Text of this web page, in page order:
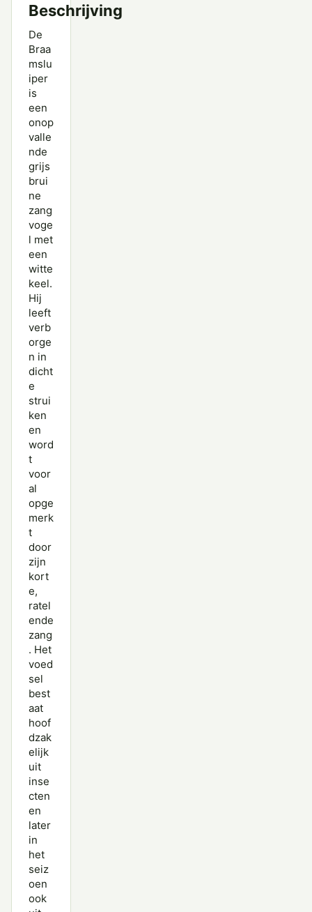
Beschrijving
De
Braa
mslu
iper
is
een
onop
valle
nde
grijs
brui
ne
zang
voge
l met
een
witte
keel.
Hij
leeft
verb
orge
n in
dicht
e
strui
ken
en
word
t
voor
al
opge
merk
t
door
zijn
kort
e,
ratel
ende
zang
. Het
voed
sel
best
aat
hoof
dzak
elijk
uit
inse
cten
en
later
in
het
seiz
oen
ook